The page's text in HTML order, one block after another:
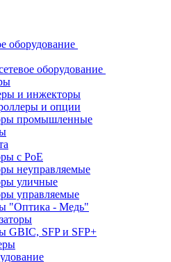
оборудование
оборудование
и инжекторы
и опции
промышленные
c PoE
неуправляемые
уличные
управляемые
"Оптика - Медь"
GBIC, SFP и SFP+